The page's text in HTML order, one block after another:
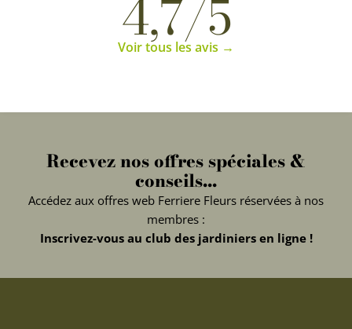
4,7/5
Voir tous les avis →
Recevez nos offres spéciales &
conseils...
Accédez aux offres web Ferriere Fleurs réservées à nos
membres :
Inscrivez-vous au club des jardiniers en ligne !